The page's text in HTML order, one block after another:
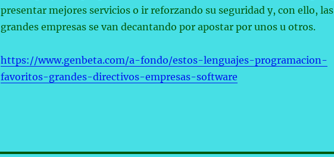
presentar mejores servicios o ir reforzando su seguridad y, con ello, las
grandes empresas se van decantando por apostar por unos u otros.
https://www.genbeta.com/a-fondo/estos-lenguajes-programacion-
favoritos-grandes-directivos-empresas-software